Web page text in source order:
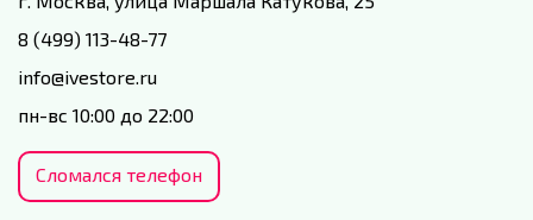
8 (499) 113-48-77
info@ivestore.ru
пн-вс 10:00 до 22:00
Сломался телефон